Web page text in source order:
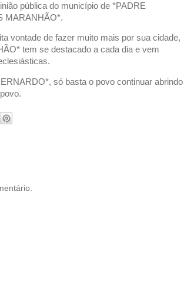
pública do município de *PADRE
MARANHÃO*.
vontade de fazer muito mais por sua cidade,
tem se destacado a cada dia e vem
só basta o povo continuar abrindo